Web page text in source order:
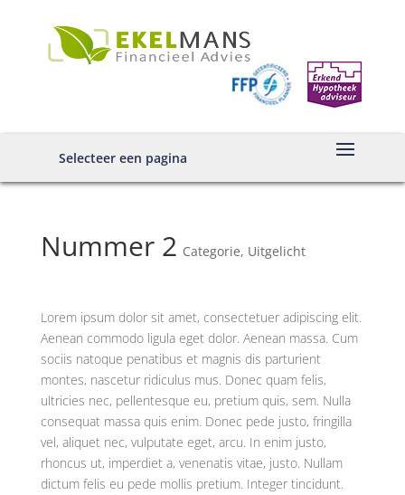
Selecteer een pagina
Nummer 2 Categorie, Uitgelicht
Lorem ipsum dolor sit amet, consectetuer adipiscing elit.
Aenean commodo ligula eget dolor. Aenean massa. Cum
sociis natoque penatibus et magnis dis parturient
montes, nascetur ridiculus mus. Donec quam felis,
ultricies nec, pellentesque eu, pretium quis, sem. Nulla
consequat massa quis enim. Donec pede justo, fringilla
vel, aliquet nec, vulputate eget, arcu. In enim justo,
rhoncus ut, imperdiet a, venenatis vitae, justo. Nullam
dictum felis eu pede mollis pretium. Integer tincidunt.